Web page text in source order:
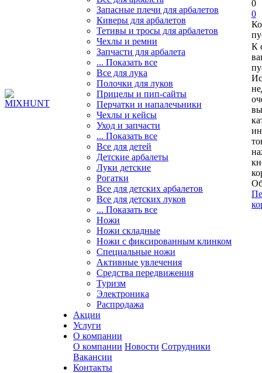
Запасные плечи для арбалетов
Киверы для арбалетов
Тетивы и тросы для арбалетов
Чехлы и ремни
Запчасти для арбалета
... Показать все
Все для лука
Полочки для луков
Прицелы и пип-сайты
Перчатки и напалечьники
Чехлы и кейсы
Уход и запчасти
... Показать все
Все для детей
Детские арбалеты
Луки детские
Рогатки
Все для детских арбалетов
Все для детских луков
... Показать все
Ножи
Ножи складные
Ножи с фиксированным клинком
Специальные ножи
Активные увлечения
Средства передвижения
Туризм
Электроника
Распродажа
Акции
Услуги
О компании
О компании Новости Сотрудники
Вакансии
Контакты
0
0
К